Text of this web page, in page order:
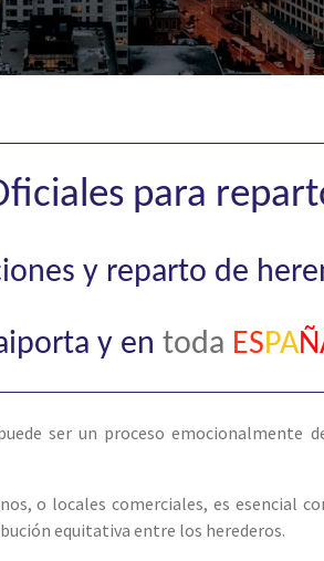
para
y reparto de
y en toda ESPA
ser un proceso emocionalmente
o locales comerciales, es esencial
equitativa entre los herederos.